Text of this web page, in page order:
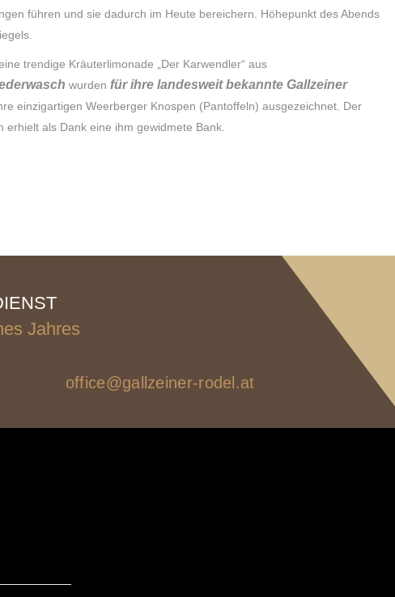
führen und sie dadurch im Heute bereichern. Höhepunkt des Abends
trendige Kräuterlimonade „Der Karwendler“ aus
wurden für ihre landesweit bekannte Gallzeiner
einzigartigen Weerberger Knospen (Pantoffeln) ausgezeichnet. Der
als Dank eine ihm gewidmete Bank.
Jahres
office@gallzeiner-rodel.at